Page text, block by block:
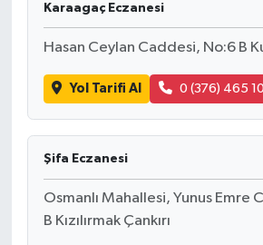
Karaagaç Eczanesi
Hasan Ceylan Caddesi, No:6 B
Yol Tarifi Al 0 (376) 465
Şifa Eczanesi
Osmanlı Mahallesi, Yunus Emre
B Kızılırmak Çankırı